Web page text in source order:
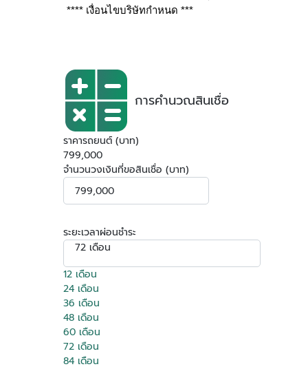
**** เงื่อนไขบริษัทกำหนด ***
การคำนวณสินเชื่อ
ราคารถยนต์ (บาท)
799,000
จำนวนวงเงินที่ขอสินเชื่อ (บาท)
ระยะเวลาผ่อนชำระ
72 เดือน
12 เดือน
24 เดือน
36 เดือน
48 เดือน
60 เดือน
72 เดือน
84 เดือน